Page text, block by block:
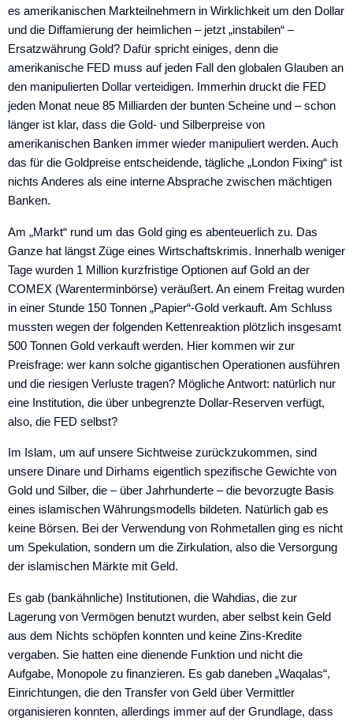
es amerikanischen Markteilnehmern in Wirklichkeit um den Dollar
und die Diffamierung der heimlichen – jetzt „instabilen“ –
Ersatzwährung Gold? Dafür spricht einiges, denn die
amerikanische FED muss auf jeden Fall den globalen Glauben an
den manipulierten Dollar verteidigen. Immerhin druckt die FED
jeden Monat neue 85 Milliarden der bunten Scheine und – schon
länger ist klar, dass die Gold- und Silberpreise von
amerikanischen Banken immer wieder manipuliert werden. Auch
das für die Goldpreise entscheidende, tägliche „London Fixing“ ist
nichts Anderes als eine interne Absprache zwischen mächtigen
Banken.
Am „Markt“ rund um das Gold ging es abenteuerlich zu. Das
Ganze hat längst Züge eines Wirtschaftskrimis. Innerhalb weniger
Tage wurden 1 Million kurzfristige Optionen auf Gold an der
COMEX (Warenterminbörse) veräußert. An einem Freitag wurden
in einer Stunde 150 Tonnen „Papier“-Gold verkauft. Am Schluss
mussten wegen der folgenden Kettenreaktion plötzlich insgesamt
500 Tonnen Gold verkauft werden. Hier kommen wir zur
Preisfrage: wer kann solche gigantischen Operationen ausführen
und die riesigen Verluste tragen? Mögliche Antwort: natürlich nur
eine Institution, die über unbegrenzte Dollar-Reserven verfügt,
also, die FED selbst?
Im Islam, um auf unsere Sichtweise zurückzukommen, sind
unsere Dinare und Dirhams eigentlich spezifische Gewichte von
Gold und Silber, die – über Jahrhunderte – die bevorzugte Basis
eines islamischen Währungsmodells bildeten. Natürlich gab es
keine Börsen. Bei der Verwendung von Rohmetallen ging es nicht
um Spekulation, sondern um die Zirkulation, also die Versorgung
der islamischen Märkte mit Geld.
Es gab (bankähnliche) Institutionen, die Wahdias, die zur
Lagerung von Vermögen benutzt wurden, aber selbst kein Geld
aus dem Nichts schöpfen konnten und keine Zins-Kredite
vergaben. Sie hatten eine dienende Funktion und nicht die
Aufgabe, Monopole zu finanzieren. Es gab daneben „Waqalas“,
Einrichtungen, die den Transfer von Geld über Vermittler
organisieren konnten, allerdings immer auf der Grundlage, dass